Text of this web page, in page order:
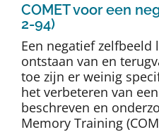
COMET voor een
2-94)
Een negatief
ontstaan van en
toe zijn er weinig
het verbeteren van
beschreven en
Memory Training